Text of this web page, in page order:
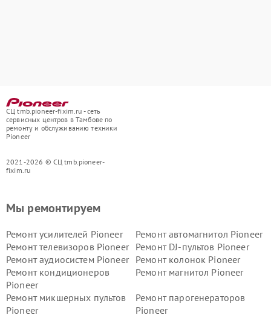
СЦ tmb.pioneer-fixim.ru - сеть
сервисных центров в Тамбове по
ремонту и обслуживанию техники
Pioneer
2021-2026 © СЦ tmb.pioneer-
fixim.ru
Мы ремонтируем
Ремонт усилителей Pioneer
Ремонт автомагнитол Pioneer
Ремонт телевизоров Pioneer
Ремонт DJ-пультов Pioneer
Ремонт аудиосистем Pioneer
Ремонт колонок Pioneer
Ремонт кондиционеров
Pioneer
Ремонт магнитол Pioneer
Ремонт микшерных пультов
Pioneer
Ремонт парогенераторов
Pioneer